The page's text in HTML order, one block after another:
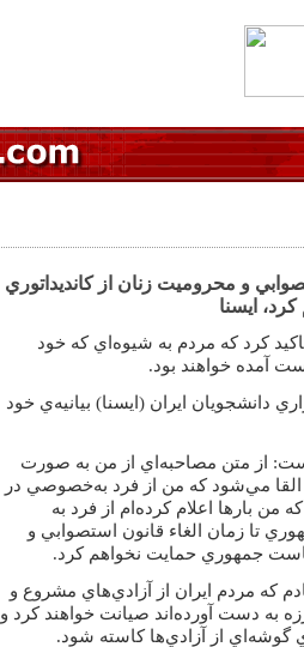
و محروميت زنان از كانديداتوري
ايسنا
كرد كه مردم به شيوه‌اي كه خود
آمده خواهند بود.
دانشجويان ايران (ايسنا) بيانيه‌ي خود
از متن مصاحبه‌اي از من به صورت
مي‌شود كه من از فرد به‌خصوصي در
من بارها اعلام كرده‌ام از فرد به‌
تا زمان الغاء قانون استصوابي و
جمهوري حمايت نخواهم كرد.
كه مردم ايران از آزادي‌هاي مشروع و
به دست آورده‌اند صيانت خواهند كرد و
گوشه‌اي از آزادي‌ها كاسته شود.